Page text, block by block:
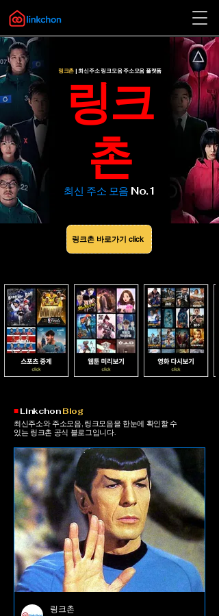
​링크
촌
​최신 주소 모음 No.1
링크촌 바로가기 click
링크촌 | 최신주소 링크모음 주소모음 플랫폼
​■ LinkchonBlog
최신주소와 주소모음, 링크모음을 한눈에 확인할 수
있는 링크촌 공식 블로그입니다.
링크촌